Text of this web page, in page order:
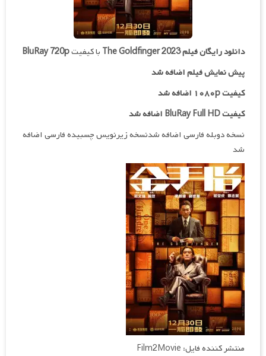
دانلود رایگان فیلمThe Goldfinger 2023 با کیفیتBluRay 720p
پیش نمایش فیلم اضافه شد
کیفیت ۱۰۸۰p اضافه شد
کیفیت BluRay Full HD اضافه شد
نسخه دوبله فارسی اضافه شدنسخه زیرنویس چسبیده فارسی اضافه
شد
منتشر کننده فایل: Film2Movie